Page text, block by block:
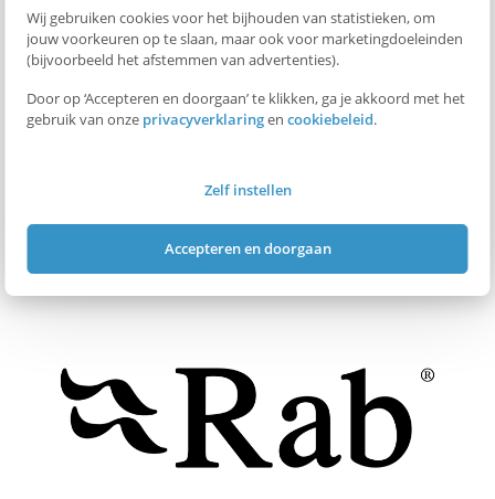
Wij gebruiken cookies voor het bijhouden van statistieken, om
jouw voorkeuren op te slaan, maar ook voor marketingdoeleinden
(bijvoorbeeld het afstemmen van advertenties).
Door op ‘Accepteren en doorgaan’ te klikken, ga je akkoord met het
gebruik van onze privacyverklaringencookiebeleid.
Zelf instellen
Accepteren en doorgaan
e
d
l TERUG NAAR OVERZICHT